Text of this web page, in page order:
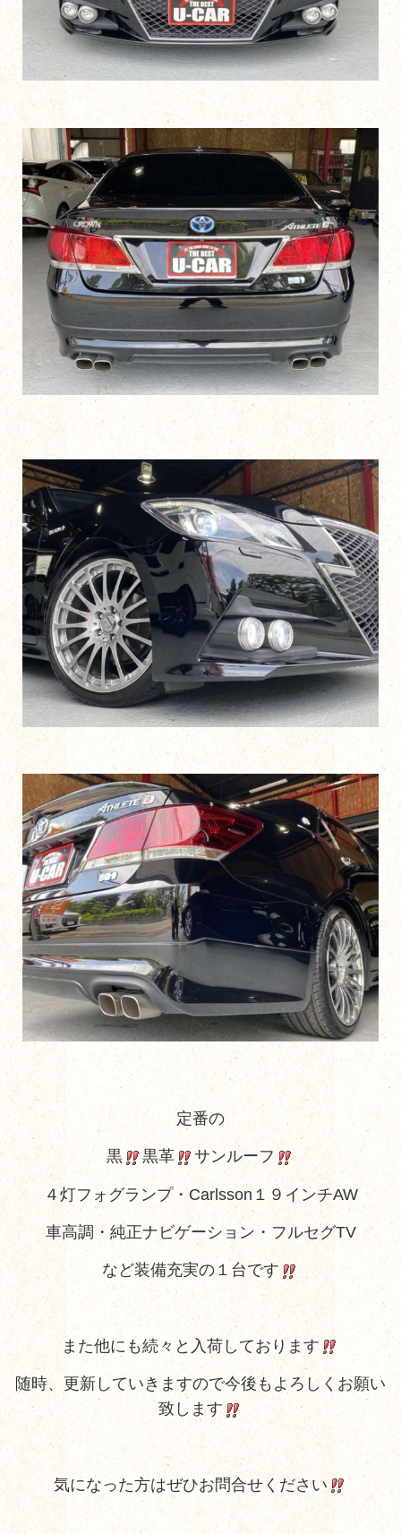
定番の
黒 黒革 サンルーフ
４灯フォグランプ・Carlsson１９インチAW
車高調・純正ナビゲーション・フルセグTV
など装備充実の１台です
また他にも続々と入荷しております
随時、更新していきますので今後もよろしくお願い
致します
気になった方はぜひお問合せください